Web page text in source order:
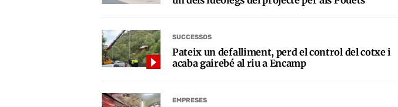
SUCCESSOS
Pateix un defalliment, perd el control del cotxe i
acaba gairebé al riu a Encamp
EMPRESES